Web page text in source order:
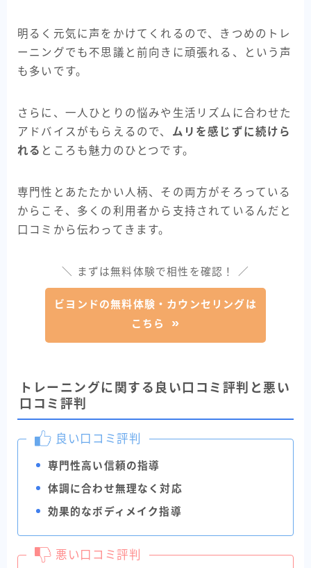
明るく元気に声をかけてくれるので、きつめのトレ
ーニングでも不思議と前向きに頑張れる、という声
も多いです。
さらに、一人ひとりの悩みや生活リズムに合わせた
アドバイスがもらえるので、 ムリを感じずに続けら
れる ところも魅力のひとつです。
専門性とあたたかい人柄、その両方がそろっている
からこそ、多くの利用者から支持されているんだと
口コミから伝わってきます。
＼ まずは無料体験で相性を確認！ ／
ビヨンドの無料体験・カウンセリングは
こちら
トレーニングに関する良い口コミ評判と悪い
口コミ評判
良い口コミ評判
専門性高い信頼の指導
体調に合わせ無理なく対応
効果的なボディメイク指導
悪い口コミ評判